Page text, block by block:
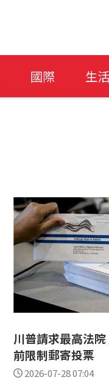
國際 生活
川普請求最高法
前限制郵寄投票
2026-07-28 07:04